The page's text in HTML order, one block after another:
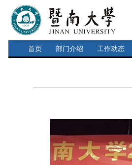
首页 部门介绍 工作动态